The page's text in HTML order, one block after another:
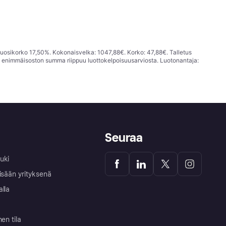
17,50%. Kokonaisvelka: 1047,88€. Korko: 47,88€. Talletus
summa riippuu luottokelpoisuusarviosta. Luotonantaja:
yrityksenä
tila
Seuraa